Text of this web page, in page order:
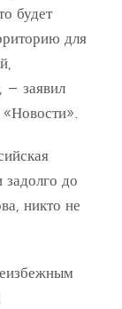
будет
для
– заявил
до
никто не